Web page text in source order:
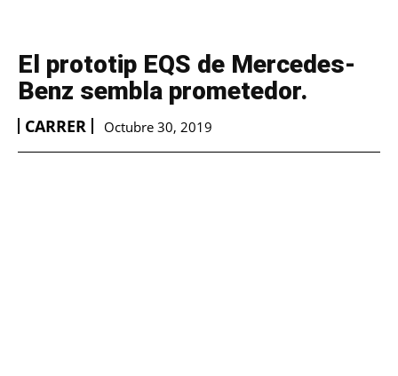
El prototip EQS de Mercedes-
Benz sembla prometedor.
CARRER Octubre 30, 2019